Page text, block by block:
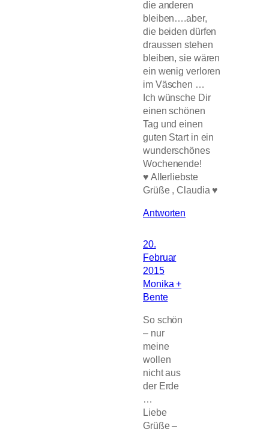
die anderen
bleiben….aber,
die beiden dürfen
draussen stehen
bleiben, sie wären
ein wenig verloren
im Väschen …
Ich wünsche Dir
einen schönen
Tag und einen
guten Start in ein
wunderschönes
Wochenende!
♥ Allerliebste
Grüße , Claudia ♥
Antworten
20.
Februar
2015
Monika +
Bente
So schön
– nur
meine
wollen
nicht aus
der Erde
…
Liebe
Grüße –